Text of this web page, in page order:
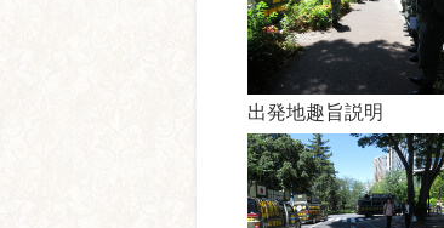
出発地趣旨説明